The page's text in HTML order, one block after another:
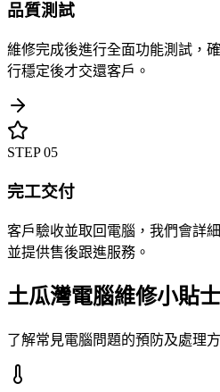
品質測試
維修完成後進行全面功能測試，
行穩定後才交還客戶。
STEP05
完工交付
客戶驗收並取回電腦，我們會詳
並提供售後跟進服務。
土瓜灣電腦維修小貼士
了解常見電腦問題的預防及處理